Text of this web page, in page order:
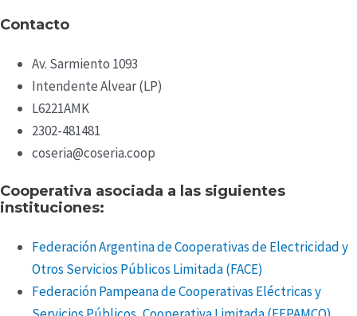
Contacto
Av. Sarmiento 1093
Intendente Alvear (LP)
L6221AMK
2302-481481
coseria@coseria.coop
Cooperativa asociada a las siguientes
instituciones:
Federación Argentina de Cooperativas de Electricidad y
Otros Servicios Públicos Limitada (FACE)
Federación Pampeana de Cooperativas Eléctricas y